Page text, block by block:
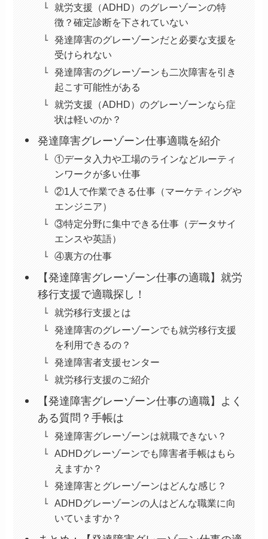
就労支援（ADHD）のグレーゾーンの特
徴？確定診断を下されていない
発達障害のグレーゾーンだと必要な支援を
受けられない
発達障害のグレーゾーンも二次障害を引き
起こす可能性がある
就労支援（ADHD）のグレーゾーンなら症
状は軽いのか？
発達障害グレーゾーン仕事適職を紹介
①データ入力や工場のラインなどルーティ
ンワークが多い仕事
②1人で作業できる仕事（マーケティングや
エンジニア）
③特定分野に集中できる仕事（データサイ
エンスや英語）
④裏方の仕事
【発達障害グレーゾーン仕事の適職】就労
移行支援で適職探し！
就労移行支援とは
発達障害のグレーゾーンでも就労移行支援
を利用できるの？
発達障害者支援センター
就労移行支援のご紹介
【発達障害グレーゾーン仕事の適職】よく
ある質問？手帳は
発達障害グレーゾーンは就職できない？
ADHDグレーゾーンでも障害者手帳はもら
えますか？
発達障害とグレーゾーンはどんな感じ？
ADHDグレーゾーンの人はどんな職業に向
いていますか？